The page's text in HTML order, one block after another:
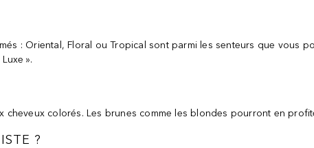
: Oriental, Floral ou Tropical sont parmi les senteurs que vous
».
colorés. Les brunes comme les blondes pourront en
?